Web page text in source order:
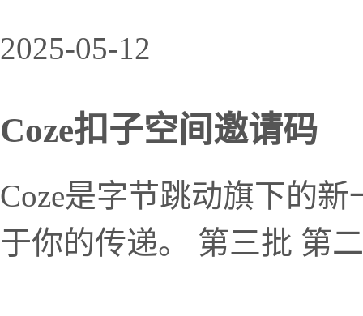
2025-05-12
Coze扣子空间邀请码
Coze是字节跳动旗下的
于你的传递。 第三批 第